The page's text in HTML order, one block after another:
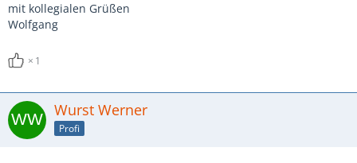
mit kollegialen Grüßen
Wolfgang
1
Wurst Werner
Profi